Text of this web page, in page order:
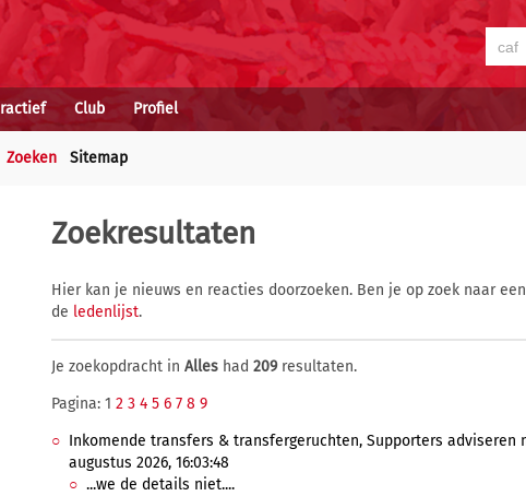
Club Profiel
Zoeken Sitemap
Zoekresultaten
Hier kan je nieuws en reacties doorzoeken. Ben je op zoek naar
de ledenlijst.
Je zoekopdracht in Alles had 209resultaten.
Pagina: 1 2 3 4 5 6 7 8 9
Inkomende transfers & transfergeruchten, Supporters adviseren
augustus 2026, 16:03:48
...we de details niet....